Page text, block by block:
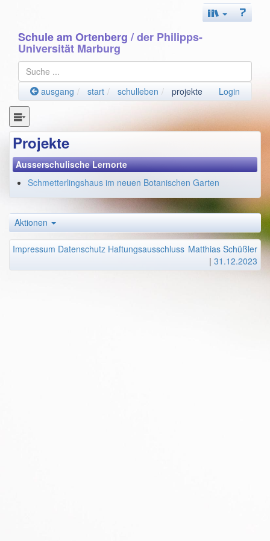
Schule am Ortenberg / der Philipps-
Universität Marburg
ausgang start schulleben projekte Login
Projekte
Ausserschulische Lernorte
Schmetterlingshaus im neuen Botanischen Garten
Aktionen
Impressum Datenschutz Haftungsausschluss Matthias Schüßler
| 31.12.2023